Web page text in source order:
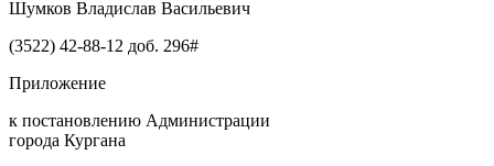
Шумков Владислав Васильевич
(3522) 42-88-12 доб. 296#
Приложение
к постановлению Администрации
города Кургана